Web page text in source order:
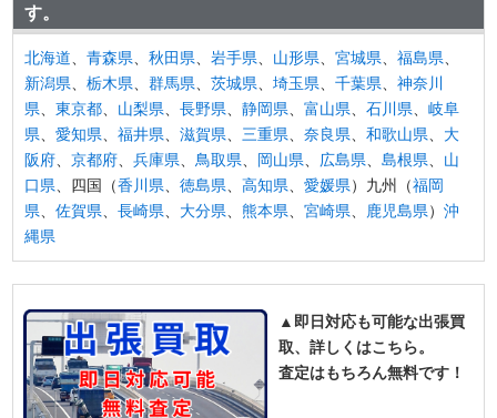
す。
北海道 、青森県 、秋田県 、岩手県 山形県 、宮城県 、福島県
新潟県 、栃木県 、群馬県 、茨城県 、埼玉県 、千葉県 、神奈川
県 、東京都 山梨県 、長野県 、静岡県 、富山県 、石川県 、岐阜
県 、愛知県 、福井県 、滋賀県 三重県 、奈良県 、和歌山県
大
阪府 、京都府 、兵庫県 鳥取県 岡山県 広島県 、島根県
山
口県 、四国（香川県 、徳島県 、高知県 、愛媛県）九州（福岡
県 、佐賀県 、長崎県 大分県 、熊本県 、宮崎県 鹿児島県）沖
縄県
▲即日対応も可能な出張買
取、詳しくはこちら。
査定はもちろん無料です！